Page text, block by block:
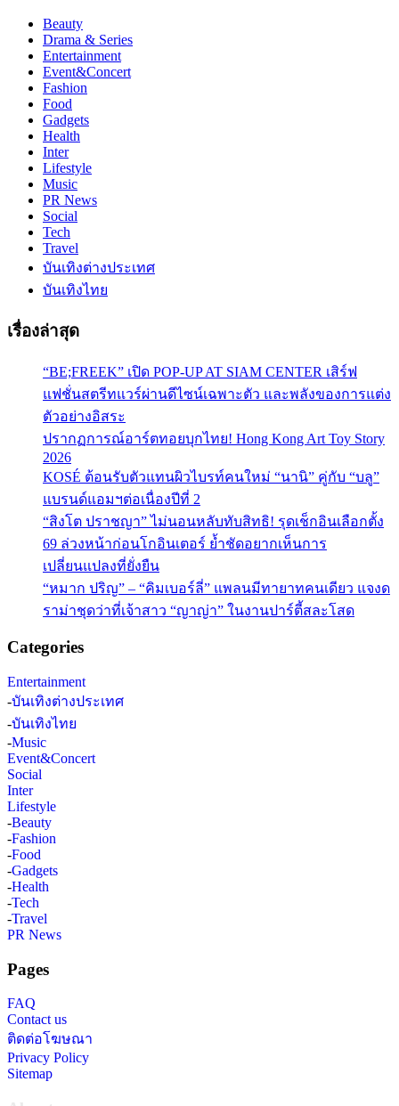
Beauty
Drama & Series
Entertainment
Event&Concert
Fashion
Food
Gadgets
Health
Inter
Lifestyle
Music
PR News
Social
Tech
Travel
บันเทิงต่างประเทศ
บันเทิงไทย
เรื่องล่าสุด
“BE;FREEK” เปิด POP-UP AT SIAM CENTER เสิร์ฟ
แฟชั่นสตรีทแวร์ผ่านดีไซน์เฉพาะตัว และพลังของการแต่ง
ตัวอย่างอิสระ
ปรากฏการณ์อาร์ตทอยบุกไทย! Hong Kong Art Toy Story
2026
KOSÉ ต้อนรับตัวแทนผิวไบรท์คนใหม่ “นานิ” คู่กับ “บลู”
แบรนด์แอมฯต่อเนื่องปีที่ 2
“สิงโต ปราชญา” ไม่นอนหลับทับสิทธิ! รุดเช็กอินเลือกตั้ง
69 ล่วงหน้าก่อนโกอินเตอร์ ย้ำชัดอยากเห็นการ
เปลี่ยนแปลงที่ยั่งยืน
“หมาก ปริญ” – “คิมเบอร์ลี่” แพลนมีทายาทคนเดียว แจงด
ราม่าชุดว่าที่เจ้าสาว “ญาญ่า” ในงานปาร์ตี้สละโสด
Categories
Entertainment
-บันเทิงต่างประเทศ
-บันเทิงไทย
-Music
Event&Concert
Social
Inter
Lifestyle
-Beauty
-Fashion
-Food
-Gadgets
-Health
-Tech
-Travel
PR News
Pages
FAQ
Contact us
ติดต่อโฆษณา
Privacy Policy
Sitemap